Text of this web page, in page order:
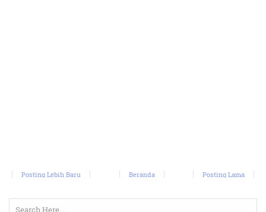
Posting Lebih Baru Posting Lama
Beranda